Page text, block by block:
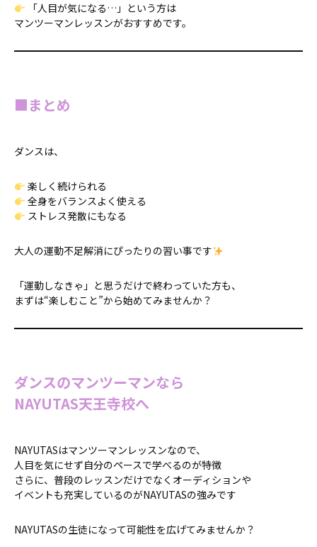
「人目が気になる…」という方は
マンツーマンレッスンがおすすめです。
■まとめ
ダンスは、
楽しく続けられる
全身をバランスよく使える
ストレス発散にもなる
大人の運動不足解消にぴったりの習い事です
「運動しなきゃ」と思うだけで終わっていた方も、
まずは“楽しむこと”から始めてみませんか？
ダンスのマンツーマンなら
NAYUTAS天王寺校へ
NAYUTASはマンツーマンレッスンなので、
人目を気にせず自分のペースで学べるのが特徴
さらに、普段のレッスンだけでなくオーディションや
イベントも充実しているのがNAYUTASの強みです
NAYUTASの生徒になって可能性を広げてみませんか？